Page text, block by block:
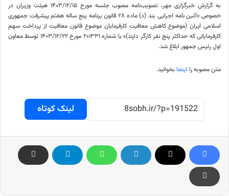
به گزارش خبرگزاری مهر، تصویب‌نامه مصوب جلسه مورخ ۱۴۰۳/۱۲/۱۵ هیئت وزیران در
خصوص «آئین نامه اجرایی بند (د)
ماده ۲۸ قانون برنامه پنج ساله هفتم پیشرفت جمهوری
اسلامی ایران (موضوع کاهش معافیت کارفرمایان موضوع قانون معافیت از پرداخت سهم
کارفرمایانی که حداکثر پنج نفر کارگر دارند)» با شماره ۲۰۱۳۳۱ مورخ ۱۴۰۳/۱۲/۲۲ توسط معاون
اول رئیس جمهور ابلاغ شد.
متن مصوبه را اینجا بخوانید.
لینک کوتاه